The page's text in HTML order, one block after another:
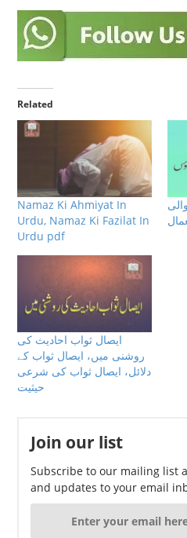
Related
Namaz Ki Ahmiyat In
Urdu, Namaz Ki Fazilat In
Urdu pdf
ایصال ثواب احادیث کی
روشنی میں، ایصال ثواب کے
دلائل، ایصال ثواب کی شرعی
حیثیت
Join our list
Subscribe to our mailing list
and updates to your email